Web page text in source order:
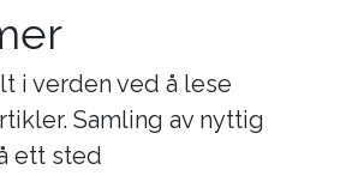
i verden ved å lese
Samling av nyttig
ett sted